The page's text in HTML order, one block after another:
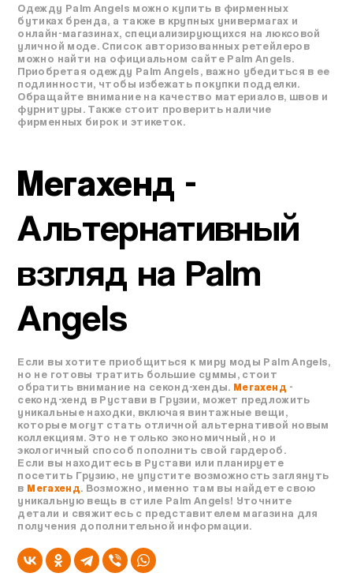
Одежду Palm Angels можно купить в фирменных
бутиках бренда, а также в крупных универмагах и
онлайн-магазинах, специализирующихся на люксовой
уличной моде. Список авторизованных ретейлеров
можно найти на официальном сайте Palm Angels.
Приобретая одежду Palm Angels, важно убедиться в ее
подлинности, чтобы избежать покупки подделки.
Обращайте внимание на качество материалов, швов и
фурнитуры. Также стоит проверить наличие
фирменных бирок и этикеток.
Мегахенд -
Альтернативный
взгляд на Palm
Angels
Если вы хотите приобщиться к миру моды Palm Angels,
но не готовы тратить большие суммы, стоит
обратить внимание на секонд-хенды. Мегахенд -
секонд-хенд в Рустави в Грузии, может предложить
уникальные находки, включая винтажные вещи,
которые могут стать отличной альтернативой новым
коллекциям. Это не только экономичный, но и
экологичный способ пополнить свой гардероб.
Если вы находитесь в Рустави или планируете
посетить Грузию, не упустите возможность заглянуть
в Мегахенд. Возможно, именно там вы найдете свою
уникальную вещь в стиле Palm Angels! Уточните
детали и свяжитесь с представителем магазина для
получения дополнительной информации.